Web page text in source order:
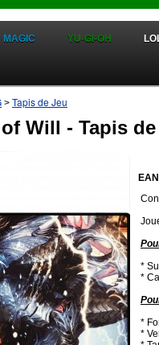
MAGIC YU-GI-OH
> Tapis de Jeu
Will - Tapis
*
*
*
*